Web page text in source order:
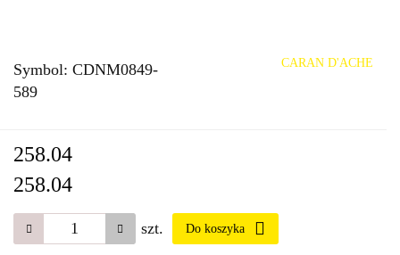
Symbol: CDNM0849-
589
CARAN D'ACHE
258.04
258.04
szt. Do koszyka